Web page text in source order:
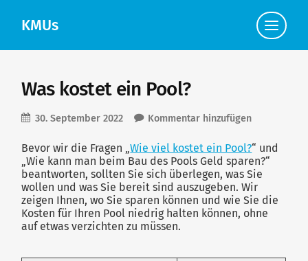
KMUs
Klicke
hier,
um
Was kostet ein Pool?
30. September 2022 Kommentar hinzufügen
Bevor wir die Fragen „Wie viel kostet ein Pool?“ und
„Wie kann man beim Bau des Pools Geld sparen?“
beantworten, sollten Sie sich überlegen, was Sie
wollen und was Sie bereit sind auszugeben. Wir
zeigen Ihnen, wo Sie sparen können und wie Sie die
Kosten für Ihren Pool niedrig halten können, ohne
auf etwas verzichten zu müssen.